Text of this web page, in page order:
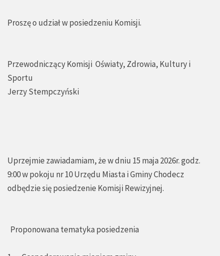
Proszę o udział w posiedzeniu Komisji.
Przewodniczący Komisji Oświaty, Zdrowia, Kultury i
Sportu
Jerzy Stempczyński
Uprzejmie zawiadamiam, że w dniu 15 maja 2026r. godz.
9:00 w pokoju nr 10 Urzędu Miasta i Gminy Chodecz
odbędzie się posiedzenie Komisji Rewizyjnej.
Proponowana tematyka posiedzenia